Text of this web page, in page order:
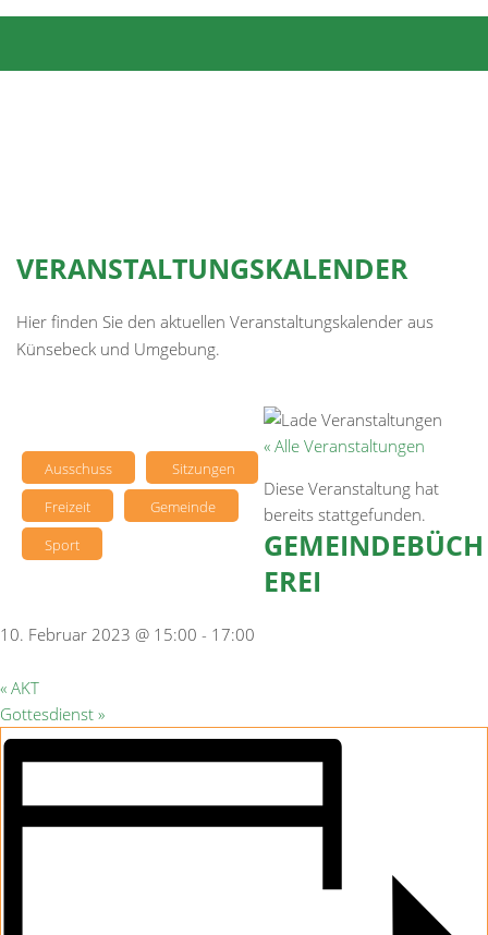
VERANSTALTUNGSKALENDER
Hier finden Sie den aktuellen Veranstaltungskalender aus
Künsebeck und Umgebung.
Ausschuss
Sitzungen
Freizeit
Gemeinde
Sport
« Alle Veranstaltungen
Diese Veranstaltung hat
bereits stattgefunden.
GEMEINDEBÜCH
EREI
10. Februar 2023 @ 15:00 - 17:00
« AKT
Gottesdienst »